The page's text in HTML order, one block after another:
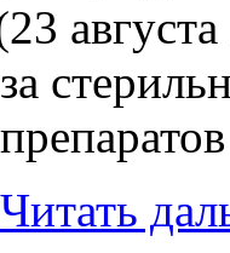
за
Читать